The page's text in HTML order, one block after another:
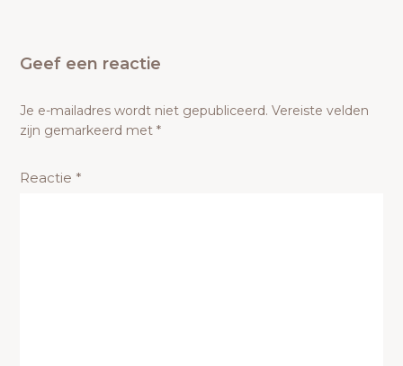
Geef een reactie
Je e-mailadres wordt niet gepubliceerd. Vereiste velden
zijn gemarkeerd met*
Reactie *